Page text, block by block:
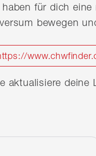
haben für dich
bewegen
aktualisiere deine